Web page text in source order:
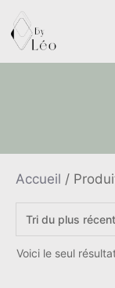
Aller
au
contenu
Accueil /
Voici le seul